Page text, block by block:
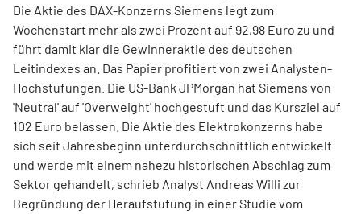
Die Aktie des DAX-Konzerns Siemens legt zum
Wochenstart mehr als zwei Prozent auf 92,98 Euro zu und
führt damit klar die Gewinneraktie des deutschen
Leitindexes an. Das Papier profitiert von zwei Analysten-
Hochstufungen. Die US-Bank JPMorgan hat Siemens von
'Neutral' auf 'Overweight' hochgestuft und das Kursziel auf
102 Euro belassen. Die Aktie des Elektrokonzerns habe
sich seit Jahresbeginn unterdurchschnittlich entwickelt
und werde mit einem nahezu historischen Abschlag zum
Sektor gehandelt, schrieb Analyst Andreas Willi zur
Begründung der Heraufstufung in einer Studie vom